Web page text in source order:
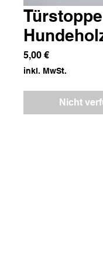
5,00 €Preis
inkl. MwSt.
Nicht